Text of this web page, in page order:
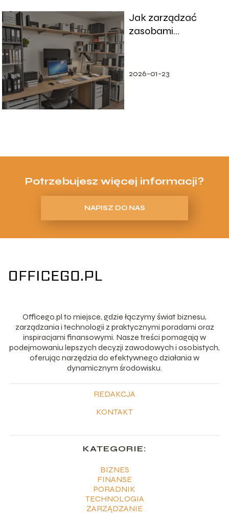
Jak zarządzać
zasobami
2026-01-23
Potrzebujesz więcej informacji?
NAPISZ DO NAS
Officego.pl to miejsce, gdzie łączymy świat biznesu,
zarządzania i technologii z praktycznymi poradami oraz
inspiracjami finansowymi. Nasze treści pomagają w
podejmowaniu lepszych decyzji zawodowych i osobistych,
oferując narzędzia do efektywnego działania w
dynamicznym środowisku.
REDAKCJA
KONTAKT
KATEGORIE:
BIZNES
FINANSE
PORADNIK
TECHNOLOGIA
ZARZĄDZANIE